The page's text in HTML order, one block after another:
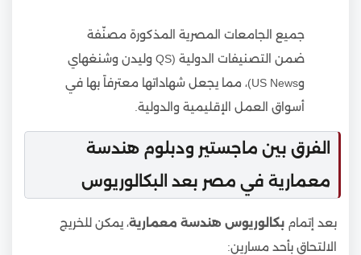
جميع الجامعات المصرية المذكورة مصنّفة
ضمن التصنيفات الدولية (QS وليدن وشنغهاي
وUS News)، مما يجعل شهاداتها معترفاً بها في
أسواق العمل الإقليمية والدولية.
الفرق بين ماجستير ودبلوم هندسة
معمارية في مصر بعد البكالوريوس
بعد إتمام بكالوريوس هندسة معمارية، يمكن للخريج
الالتحاق بأحد مسارين: